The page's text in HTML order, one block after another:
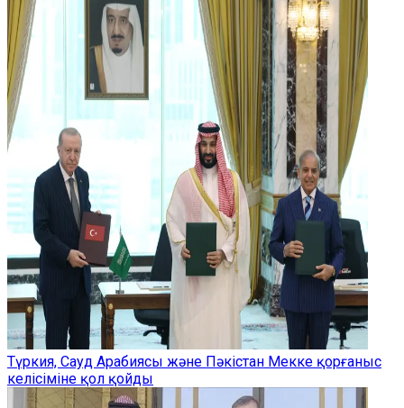
Түркия, Сауд Арабиясы және Пәкістан Мекке қорғаныс
келісіміне қол қойды